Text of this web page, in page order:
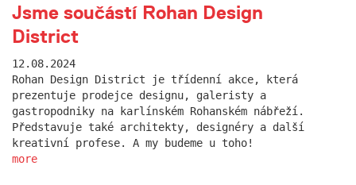
Jsme součástí Rohan Design
District
12.08.2024
Rohan Design District je třídenní akce, která
prezentuje prodejce designu, galeristy a
gastropodniky na karlínském Rohanském nábřeží.
Představuje také architekty, designéry a další
kreativní profese. A my budeme u toho!
more